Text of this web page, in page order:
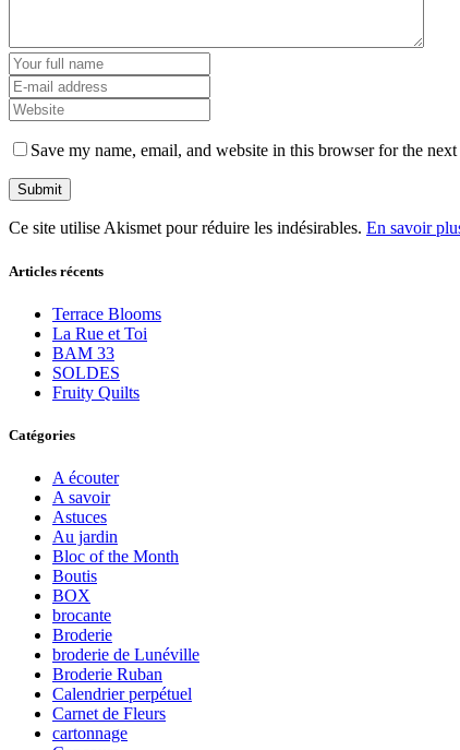
Save my name, email, and website in this browser for the
Ce site utilise Akismet pour réduire les indésirables. En savoir
Articles récents
Terrace Blooms
La Rue et Toi
BAM 33
SOLDES
Fruity Quilts
Catégories
A écouter
A savoir
Astuces
Au jardin
Bloc of the Month
Boutis
BOX
brocante
Broderie
broderie de Lunéville
Broderie Ruban
Calendrier perpétuel
Carnet de Fleurs
cartonnage